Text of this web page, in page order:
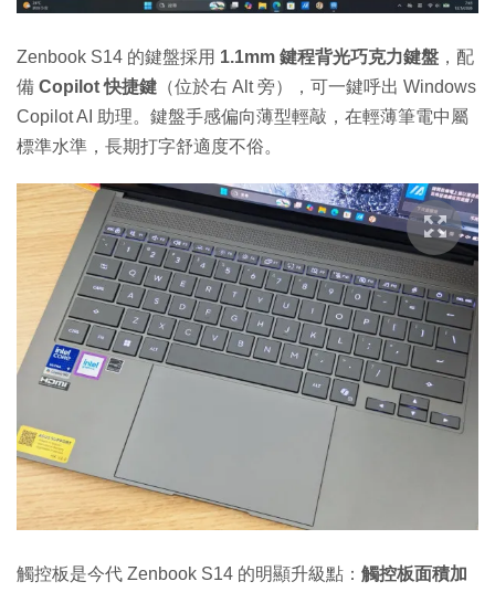
Zenbook S14 的鍵盤採用 1.1mm 鍵程背光巧克力鍵盤 ，配
備 Copilot 快捷鍵 （位於右 Alt 旁），可一鍵呼出 Windows
Copilot AI 助理。鍵盤手感偏向薄型輕敲，在輕薄筆電中屬
標準水準，長期打字舒適度不俗。
觸控板是今代 Zenbook S14 的明顯升級點： 觸控板面積加